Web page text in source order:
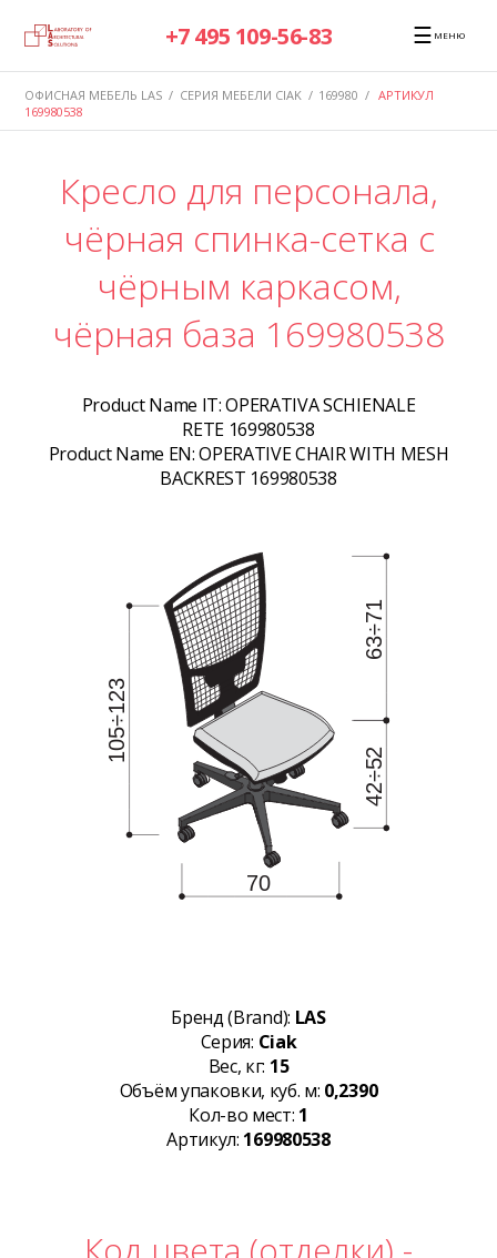
+7 495 109-56-83 ☰ МЕНЮ
ОФИСНАЯ МЕБЕЛЬ LAS / СЕРИЯ МЕБЕЛИ CIAK / 169980 / АРТИКУЛ
169980538
Кресло для персонала,
чёрная спинка-сетка с
чёрным каркасом,
чёрная база 169980538
Product Name IT:OPERATIVA SCHIENALE
RETE 169980538
Product Name EN:OPERATIVE CHAIR WITH MESH
BACKREST 169980538
Бренд (Brand): LAS
Серия: Ciak
Вес, кг: 15
Объём упаковки, куб. м: 0,2390
Кол-во мест: 1
Артикул: 169980538